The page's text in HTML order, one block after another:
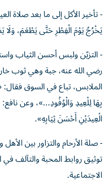
- تأخير الأكل إلى ما بعد صلاة
يَخْرُجُ يَوْمَ الْفِطْرِ حَتَّى يَطْعَمَ، وَلَا
- التزيّن ولبس أحسن الثياب
رضي الله عنه، جبة وهي ثوب
الملابس، تباع في السوق فقال:
بِهَا لِلْعِيدِ وَالْوُفُودِ...»، وعن
الْعِيدَيْنِ أَحْسَنَ ثِيَابِهِ».
- صلة الأرحام والتزاور بين
توثيق روابط المحبة والتآلف في
الاجتماعية.